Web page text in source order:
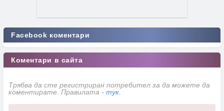
Facebook коментари
Коментари в сайта
Трябва да сте регистриран потребител за да можете да
коментирате. Правилата - тук